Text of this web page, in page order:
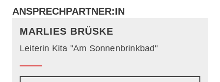
ANSPRECHPARTNER:IN
MARLIES BRÜSKE
Leiterin Kita "Am Sonnenbrinkbad"